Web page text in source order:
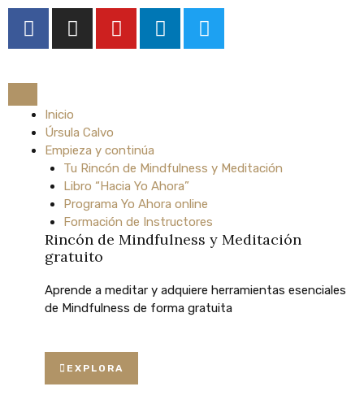
F
a
e
o
o
k
I
n
g
r
a
m
Y
o
L
i
n
T
w
Inicio
Úrsula Calvo
Empieza y continúa
Tu Rincón de Mindfulness y Meditación
Libro “Hacia Yo Ahora”
Programa Yo Ahora online
Formación de Instructores
Rincón de Mindfulness y Meditación
gratuito
Aprende a meditar y adquiere herramientas esenciales
de Mindfulness de forma gratuita
EXPLORA